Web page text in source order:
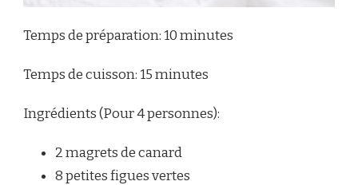
Temps de préparation: 10 minutes
Temps de cuisson: 15 minutes
Ingrédients (Pour 4 personnes):
2 magrets de canard
8 petites figues vertes